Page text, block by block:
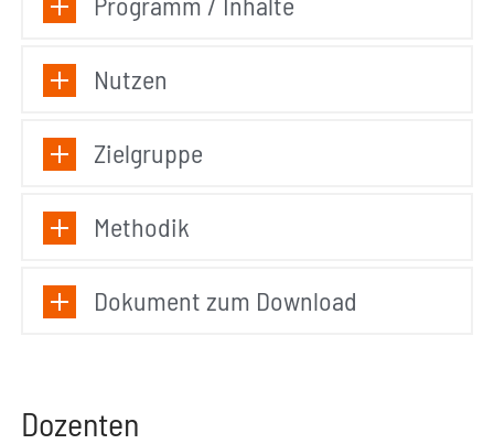
Nutzen
Zielgruppe
Methodik
Dokument zum Download
Dozenten